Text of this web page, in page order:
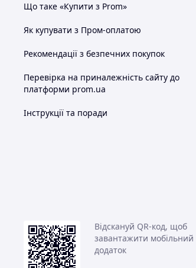
Що таке «Купити з Prom»
Як купувати з Пром-оплатою
Рекомендації з безпечних покупок
Перевірка на приналежність сайту до
платформи prom.ua
Інструкції та поради
Відскануй QR-код, щоб
завантажити мобільний
додаток